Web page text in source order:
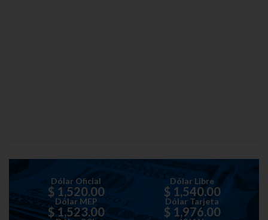
Dólar Oficial
$ 1,520.00
Dólar Libre
$ 1,540.00
Dólar MEP
$ 1,523.00
Dólar Tarjeta
$ 1,976.00